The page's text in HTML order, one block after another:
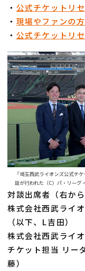
・ 公式チケットリ
・ 現場やファンの
・ 公式チケットリ
「埼玉西武ライオンズ公式チ
談が行われた（C）パ・リーグ
対談出席者（右から
株式会社西武ライ
（以下、L吉田）
株式会社西武ライ
チケット担当 リー
藤）